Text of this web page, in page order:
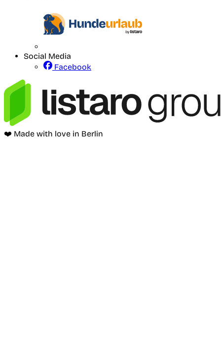
Social Media
Facebook
❤️ Made with love in Berlin